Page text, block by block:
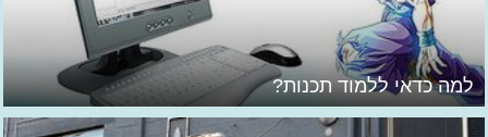
למה כדאי ללמוד תכנות?